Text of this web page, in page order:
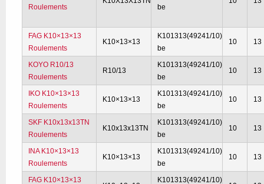
Roulements
be
FAG K10×13×13
Roulements
K10×13×13
K101313(49241/10)
be
10 13
KOYO R10/13
Roulements
R10/13
K101313(49241/10)
be
10 13
IKO K10×13×13
Roulements
K10×13×13
K101313(49241/10)
be
10 13
SKF K10x13x13TN
Roulements
K10x13x13TN
K101313(49241/10)
be
10 13
INA K10×13×13
Roulements
K10×13×13
K101313(49241/10)
be
10 13
FAG K10×13×13 K101313(49241/10)